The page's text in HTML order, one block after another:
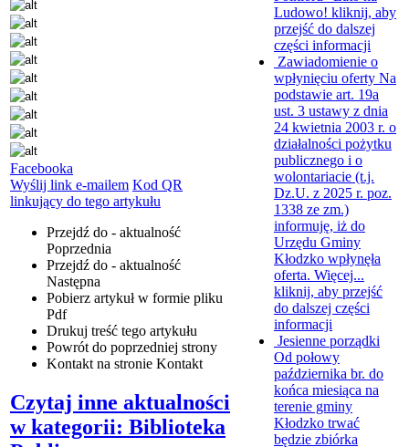
Facebooka
Wyślij link e-mailem Kod QR
linkujący do tego artykułu
Przejdź do - aktualność
Poprzednia
Przejdź do - aktualność
Następna
Pobierz artykuł w formie pliku
Pdf
Drukuj treść tego artykułu
Powrót do poprzedniej strony
Kontakt na stronie Kontakt
Czytaj inne aktualności
w kategorii: Biblioteka
Ludowo! kliknij, aby
przejść do dalszej
części informacji
Zawiadomienie o
wpłynięciu oferty Na
podstawie art. 19a
ust. 3 ustawy z dnia
24 kwietnia 2003 r. o
działalności pożytku
publicznego i o
wolontariacie (t.j.
Dz.U. z 2025 r. poz.
1338 ze zm.)
informuję, iż do
Urzędu Gminy
Kłodzko wpłynęła
oferta. Więcej...
kliknij, aby przejść
do dalszej części
informacji
Jesienne porządki
Od połowy
października br. do
końca miesiąca na
terenie gminy
Kłodzko trwać
będzie zbiórka